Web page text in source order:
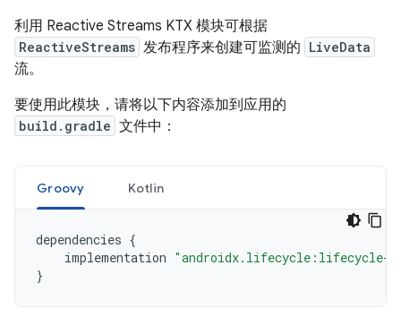
利用 Reactive Streams KTX 模块可根据
ReactiveStreams 发布程序来创建可监测的 LiveData
流。
要使用此模块，请将以下内容添加到应用的
build.gradle 文件中：
Groovy Kotlin
dependencies {
implementation "androidx.lifecycle:lifecycle-
}